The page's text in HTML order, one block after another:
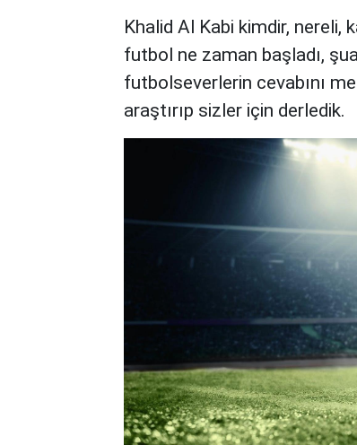
Khalid Al Kabi kimdir, nereli,
futbol ne zaman başladı,
futbolseverlerin cevabını
araştırıp sizler için derledik.